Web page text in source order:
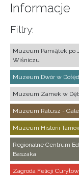
Informacje
Filtry:
Muzeum Pamiątek po
Wiśniczu
Muzeum Dwór w
Muzeum Zamek w
Muzeum Ratusz -
Muzeum Historii
Regionalne Centrum
Baszaka
Zagroda Felicji